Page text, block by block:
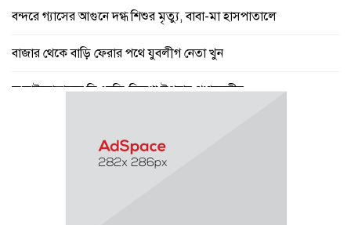
বন্দরে গ্যাসের আগুনে দগ্ধ শিশুর মৃত্যু, বাবা-মা হাসপাতালে
বাজার থেকে বাড়ি ফেরার পথে যুবলীগ নেতা খুন
জুলাইযোদ্ধাদের সিএনজি-রিকশা উপহার প্রধানমন্ত্রীর
পে স্কেল নিয়ে বড় সুখবর, ফাইল উঠছে মন্ত্রিসভায়